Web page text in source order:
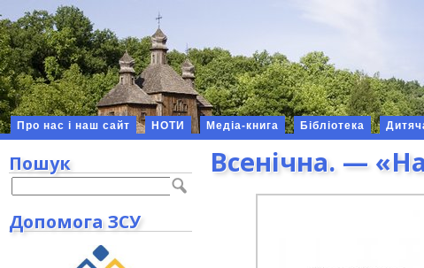
Про нас і наш сайт НОТИ Медіа-книга Бібліотека
Всенічна. —
Пошук
Допомога ЗСУ